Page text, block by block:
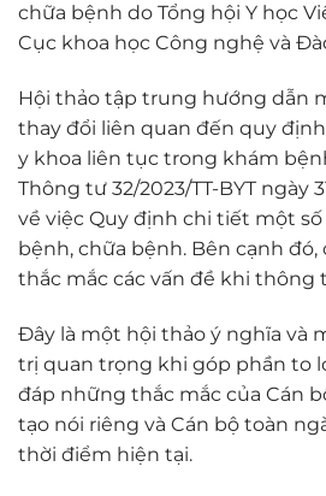
chữa bệnh do Tổng hội Y học
Cục khoa học Công nghệ và
Hội thảo tập trung hướng dẫn
thay đổi liên quan đến quy
y khoa liên tục trong khám
Thông tư 32/2023/TT-BYT ngày
về việc Quy định chi tiết một
bệnh, chữa bệnh. Bên cạnh đó,
thắc mắc các vấn đề khi thông
Đây là một hội thảo ý nghĩa và
trị quan trọng khi góp phần to
đáp những thắc mắc của Cán
tạo nói riêng và Cán bộ toàn
thời điểm hiện tại.